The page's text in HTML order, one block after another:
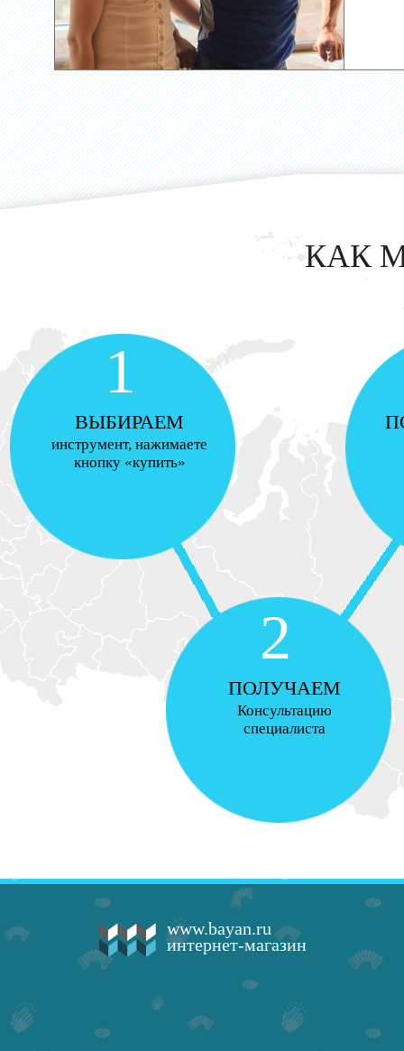
КАК
1
ВЫБИРАЕМ
инструмент, нажимаете
кнопку «купить»
2
ПОЛУЧАЕМ
Консультацию
специалиста
www.bayan.ru
интернет-магазин